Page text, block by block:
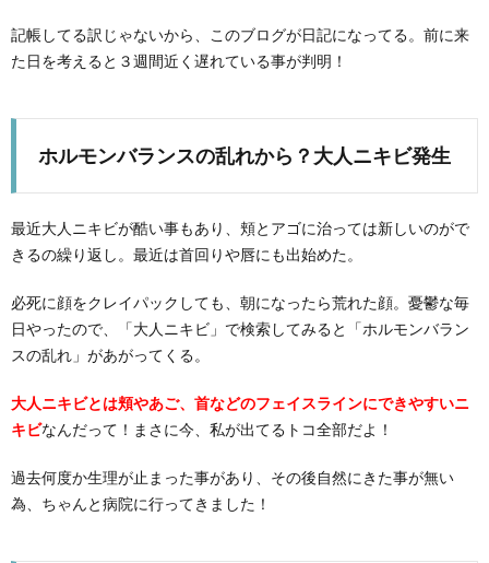
記帳してる訳じゃないから、このブログが日記になってる。前に来
た日を考えると３週間近く遅れている事が判明！
ホルモンバランスの乱れから？大人ニキビ発生
最近大人ニキビが酷い事もあり、頬とアゴに治っては新しいのがで
きるの繰り返し。最近は首回りや唇にも出始めた。
必死に顔をクレイパックしても、朝になったら荒れた顔。憂鬱な毎
日やったので、「大人ニキビ」で検索してみると「ホルモンバラン
スの乱れ」があがってくる。
大人ニキビとは頬やあご、首などのフェイスラインにできやすいニ
キビなんだって！まさに今、私が出てるトコ全部だよ！
過去何度か生理が止まった事があり、その後自然にきた事が無い
為、ちゃんと病院に行ってきました！